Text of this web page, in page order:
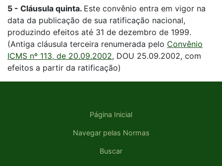
5 - Cláusula quinta. Este convênio entra em vigor na
data da publicação de sua ratificação nacional,
produzindo efeitos até 31 de dezembro de 1999.
(Antiga cláusula terceira renumerada pelo Convênio
ICMS nº 113, de 20.09.2002, DOU 25.09.2002, com
efeitos a partir da ratificação)
Página Inicial
Navegar pelas Normas
Buscar